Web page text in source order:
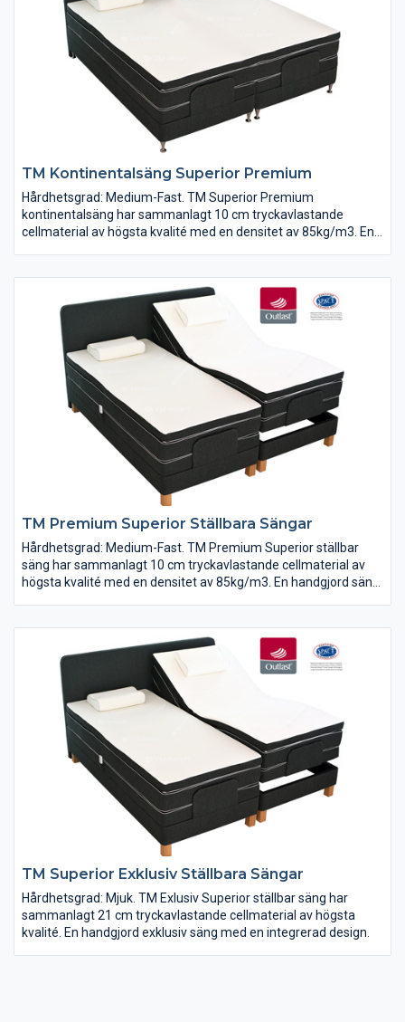
TM Kontinentalsäng Superior Premium
Hårdhetsgrad: Medium-Fast. TM Superior Premium
kontinentalsäng har sammanlagt 10 cm tryckavlastande
cellmaterial av högsta kvalité med en densitet av 85kg/m3. En
TM Premium Superior Ställbara Sängar
Hårdhetsgrad: Medium-Fast. TM Premium Superior ställbar
säng har sammanlagt 10 cm tryckavlastande cellmaterial av
högsta kvalité med en densitet av 85kg/m3. En handgjord säng
TM Superior Exklusiv Ställbara Sängar
Hårdhetsgrad: Mjuk. TM Exlusiv Superior ställbar säng har
sammanlagt 21 cm tryckavlastande cellmaterial av högsta
kvalité. En handgjord exklusiv säng med en integrerad design.